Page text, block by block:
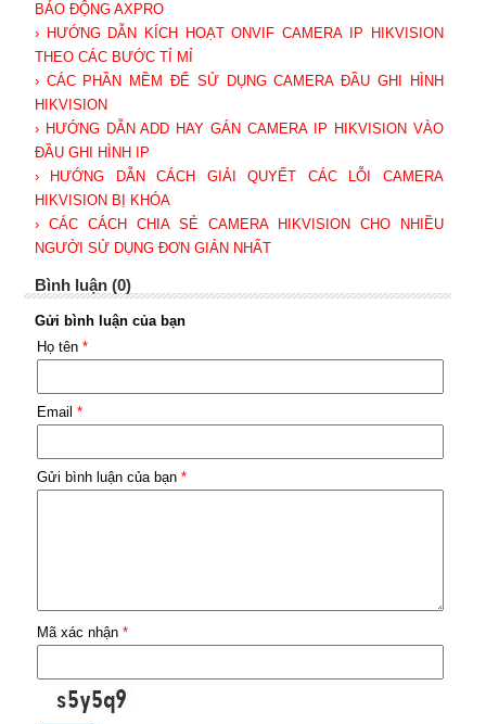
BÁO ĐỘNG AXPRO
› HƯỚNG DẪN KÍCH HOẠT ONVIF CAMERA IP HIKVISION
THEO CÁC BƯỚC TỈ MỈ
› CÁC PHẦN MỀM ĐỂ SỬ DỤNG CAMERA ĐẦU GHI HÌNH
HIKVISION
› HƯỚNG DẪN ADD HAY GÁN CAMERA IP HIKVISION VÀO
ĐẦU GHI HÌNH IP
› HƯỚNG DẪN CÁCH GIẢI QUYẾT CÁC LỖI CAMERA
HIKVISION BỊ KHÓA
› CÁC CÁCH CHIA SẺ CAMERA HIKVISION CHO NHIỀU
NGƯỜI SỬ DỤNG ĐƠN GIẢN NHẤT
Bình luận (0)
Gửi bình luận của bạn
Họ tên *
Email *
Gửi bình luận của bạn *
Mã xác nhận *